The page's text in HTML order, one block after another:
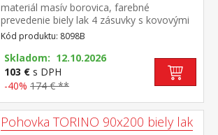
materiál masív borovica, farebné
prevedenie biely lak 4 zásuvky s kovovými
pojazdmi
Kód produktu: 8098B
Skladom: 12.10.2026
103 € s DPH
-40% 174 € **
Pohovka TORINO 90x200 biely lak